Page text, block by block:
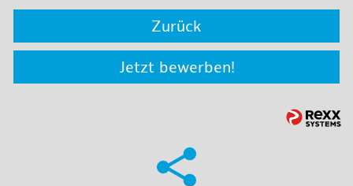
Zurück
Jetzt bewerben!